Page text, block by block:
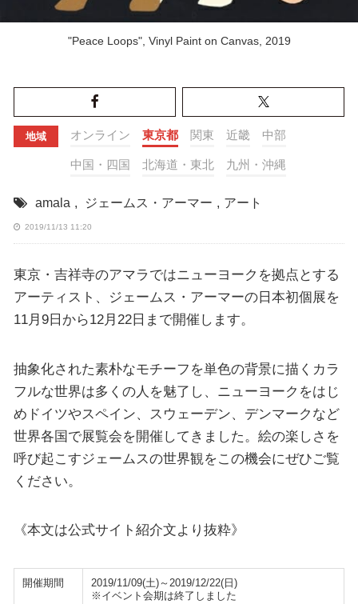
"Peace Loops", Vinyl Paint on Canvas, 2019
地域 オンライン 東京都 関東 近畿 中部
中国・四国 北海道・東北 九州・沖縄
amala , ジェームス・アーマー , アート
2019/11/13 11:20
東京・吉祥寺のアマラではニューヨークを拠点とする
アーティスト、ジェームス・アーマーの日本初個展を
11月9日から12月22日まで開催します。
抽象化された素朴なモチーフを単色の背景に描くカラ
フルな世界は多くの人を魅了し、ニューヨークをはじ
めドイツやスペイン、スウェーデン、デンマークなど
世界各国で展覧会を開催してきました。絵の楽しさを
呼び起こすジェームスの世界観をこの機会にぜひご覧
ください。
《本文は公式サイト紹介文より抜粋》
開催期間
2019/11/09(土)～2019/12/22(日)
※イベント会期は終了しました